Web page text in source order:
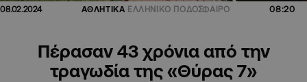
08.02.2024 ΑΘΛΗΤΙΚΑ ΕΛΛΗΝΙΚΟ ΠΟΔΟΣΦΑΙΡΟ 08:20
Πέρασαν 43 χρόνια από την
τραγωδία της «Θύρας 7»